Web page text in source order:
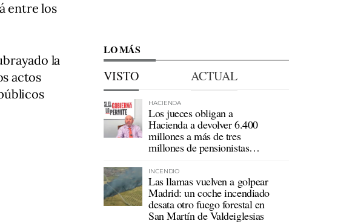
entre los
la
actos
LO MÁS
VISTO ACTUAL
HACIENDA
Los jueces obligan a
Hacienda a devolver 6.400
millones a más de tres
millones de pensionistas
INCENDIO
Las llamas vuelven a golpear
Madrid: un coche incendiado
desata otro fuego forestal en
San Martín de Valdeiglesias